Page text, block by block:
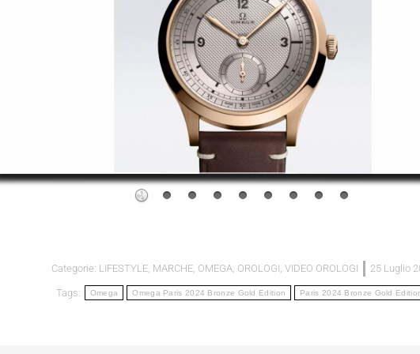
Categorie: LIFESTYLE, MARCHE, OMEGA, OROLOGI, VIDEO OROLOGI 25 Luglio
Tags: Omega Omega Paris 2024 Bronze Gold Edition Paris 2024 Bronze Gold